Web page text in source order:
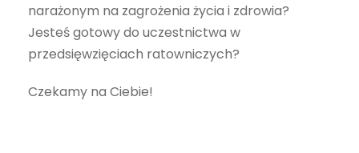
narażonym na zagrożenia życia i zdrowia?
Jesteś gotowy do uczestnictwa w
przedsięwzięciach ratowniczych?
Czekamy na Ciebie!